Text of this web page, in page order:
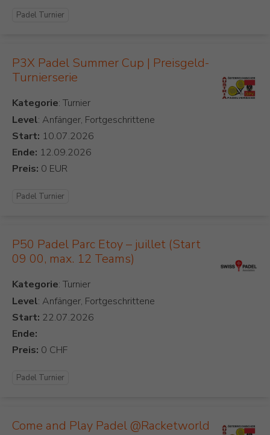
Padel Turnier
P3X Padel Summer Cup | Preisgeld-
Turnierserie
Kategorie
Level: Anfänger, Fortgeschrittene
Start:
Ende:
Preis:
Padel Turnier
P50 Padel Parc Etoy – juillet (Start
09 00, max. 12 Teams)
Kategorie
Level: Anfänger, Fortgeschrittene
Start:
Ende:
Preis:
Padel Turnier
Come and Play Padel @Racketworld